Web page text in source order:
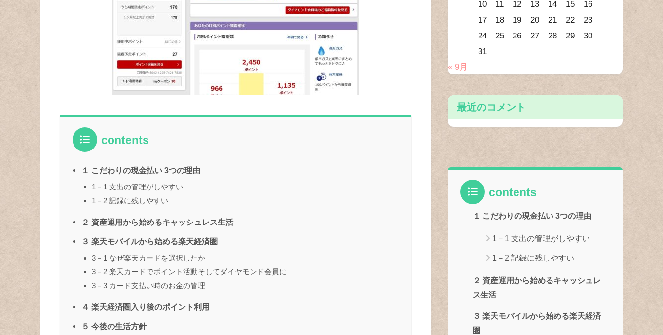
contents
１ こだわりの現金払い 3つの理由
1－1 支出の管理がしやすい
1－2 記録に残しやすい
２ 資産運用から始めるキャッシュレス生活
３ 楽天モバイルから始める楽天経済圏
3－1 なぜ楽天カードを選択したか
3－2 楽天カードでポイント活動そしてダイヤモンド会員に
3－3 カード支払い時のお金の管理
４ 楽天経済圏入り後のポイント利用
５ 今後の生活方針
10
11 12 13 14 15
16
17
18 19 20 21 22
23
24
25 26 27 28 29
30
31
« 9月
最近のコメント
contents
１ こだわりの現金払い 3つの理由
1－1 支出の管理がしやすい
1－2 記録に残しやすい
２ 資産運用から始めるキャッシュレ
ス生活
３ 楽天モバイルから始める楽天経済
圏